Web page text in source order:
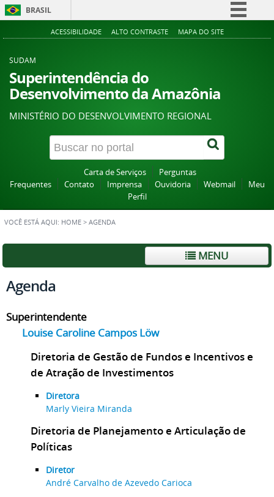
BRASIL
Simplifique!
Acesso à informação
ACESSIBILIDADE ALTO CONTRASTE MAPA DO SITE
SUDAM
Superintendência do
Desenvolvimento da Amazônia
MINISTÉRIO DO DESENVOLVIMENTO REGIONAL
Carta de Serviços
Perguntas
Frequentes
Contato Imprensa Ouvidoria Webmail
Meu
Perfil
VOCÊ ESTÁ AQUI: HOME > AGENDA
MENU
Agenda
Superintendente
Louise Caroline Campos Löw
Diretoria de Gestão de Fundos e Incentivos e
de Atração de Investimentos
Diretora
Marly Vieira Miranda
Diretoria de Planejamento e Articulação de
Políticas
Diretor
André Carvalho de Azevedo Carioca